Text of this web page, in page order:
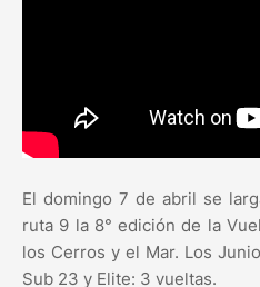
El domingo 7 de abril se
ruta 9 la 8° edición de la
los Cerros y el Mar. Los
Sub 23 y Elite: 3 vueltas.